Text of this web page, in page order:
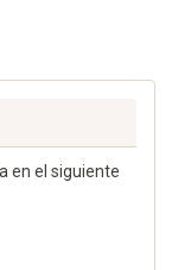
en el siguiente